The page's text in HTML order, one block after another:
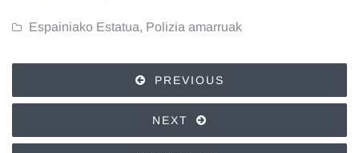
Espainiako Estatua, Polizia amarruak
PREVIOUS
NEXT